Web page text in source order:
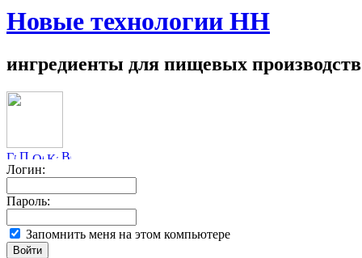
Новые технологии НН
ингредиенты для пищевых производств
Логин:
Пароль:
Запомнить меня на этом компьютере